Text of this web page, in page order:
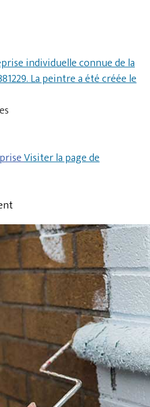
individuelle connue de la
La peintre a été créée le
Visiter la page de